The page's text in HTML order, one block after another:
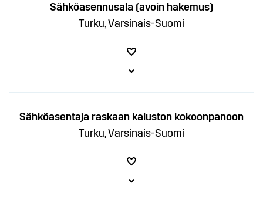
Sähköasennusala (avoin hakemus)
Turku, Varsinais-Suomi
Sähköasentaja raskaan kaluston kokoonpanoon
Turku, Varsinais-Suomi